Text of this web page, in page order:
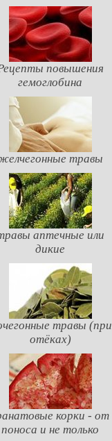
повышения
гемоглобина
травы
аптечные или
дикие
травы (при
отёках)
корки - от
поноса и не только